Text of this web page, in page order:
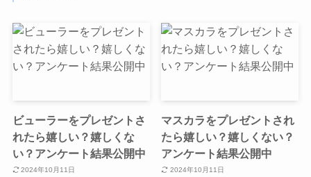
ビューラーをプレゼントさ
れたら嬉しい？嬉しくな
い？アンケート結果公開中
2024年10月11日
マスカラをプレゼントされ
たら嬉しい？嬉しくない？
アンケート結果公開中
2024年10月11日